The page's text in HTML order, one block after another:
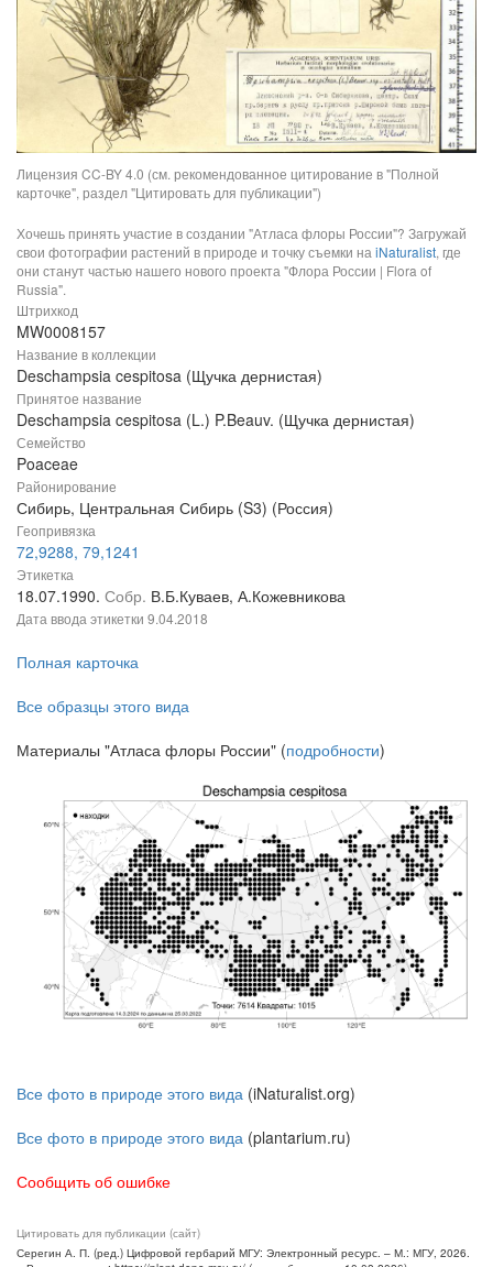
Лицензия CC-BY 4.0 (см. рекомендованное цитирование в "Полной
карточке", раздел "Цитировать для публикации")
Хочешь принять участие в создании "Атласа флоры России"? Загружай
свои фотографии растений в природе и точку съемки на iNaturalist, где
они станут частью нашего нового проекта "Флора России | Flora of
Russia".
Штрихкод
MW0008157
Название в коллекции
Deschampsia cespitosa (Щучка дернистая)
Принятое название
Deschampsia cespitosa (L.) P.Beauv. (Щучка дернистая)
Семейство
Poaceae
Районирование
Сибирь, Центральная Сибирь (S3) (Россия)
Геопривязка
72,9288, 79,1241
Этикетка
18.07.1990. Собр. В.Б.Куваев, А.Кожевникова
Дата ввода этикетки 9.04.2018
Полная карточка
Все образцы этого вида
Материалы "Атласа флоры России" (подробности)
Все фото в природе этого вида (iNaturalist.org)
Все фото в природе этого вида (plantarium.ru)
Сообщить об ошибке
Цитировать для публикации (сайт)
Серегин А. П. (ред.) Цифровой гербарий МГУ: Электронный ресурс. – М.: МГУ, 2026.